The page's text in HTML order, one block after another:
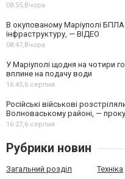
08:55,Вчора
В окупованому Маріуполі
інфраструктуру, — ВІДЕО
08:47,Вчора
У Маріуполі щодня на чотири
вплине на подачу води
16:45,6 серпня
Російські військові
Волноваському районі, —
16:27,6 серпня
Рубрики новин
Загальний розділ Техніка